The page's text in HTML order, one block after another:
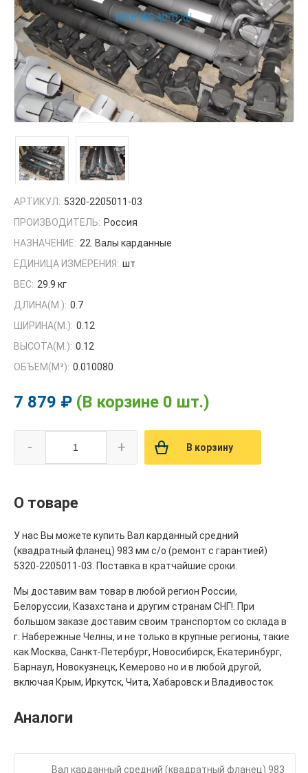
АРТИКУЛ: 5320-2205011-03
ПРОИЗВОДИТЕЛЬ: Россия
НАЗНАЧЕНИЕ: 22. Валы карданные
ЕДИНИЦА ИЗМЕРЕНИЯ: шт
ВЕС: 29.9 кг
ДЛИНА(М.): 0.7
ШИРИНА(М.): 0.12
ВЫСОТА(М.): 0.12
ОБЪЕМ(M³): 0.010080
7 879 ₽ (В корзине 0 шт.)
- + В корзину
О товаре
У нас Вы можете купить Вал карданный средний
(квадратный фланец) 983 мм с/о (ремонт с гарантией)
5320-2205011-03. Поставка в кратчайшие сроки.
Мы доставим вам товар в любой регион России,
Белоруссии, Казахстана и другим странам СНГ!. При
большом заказе доставим своим транспортом со склада в
г. Набережные Челны, и не только в крупные регионы, такие
как Москва, Санкт-Петербург, Новосибирск, Екатеринбург,
Барнаул, Новокузнецк, Кемерово но и в любой другой,
включая Крым, Иркутск, Чита, Хабаровск и Владивосток.
Аналоги
Вал карданный средний (квадратный фланец) 983